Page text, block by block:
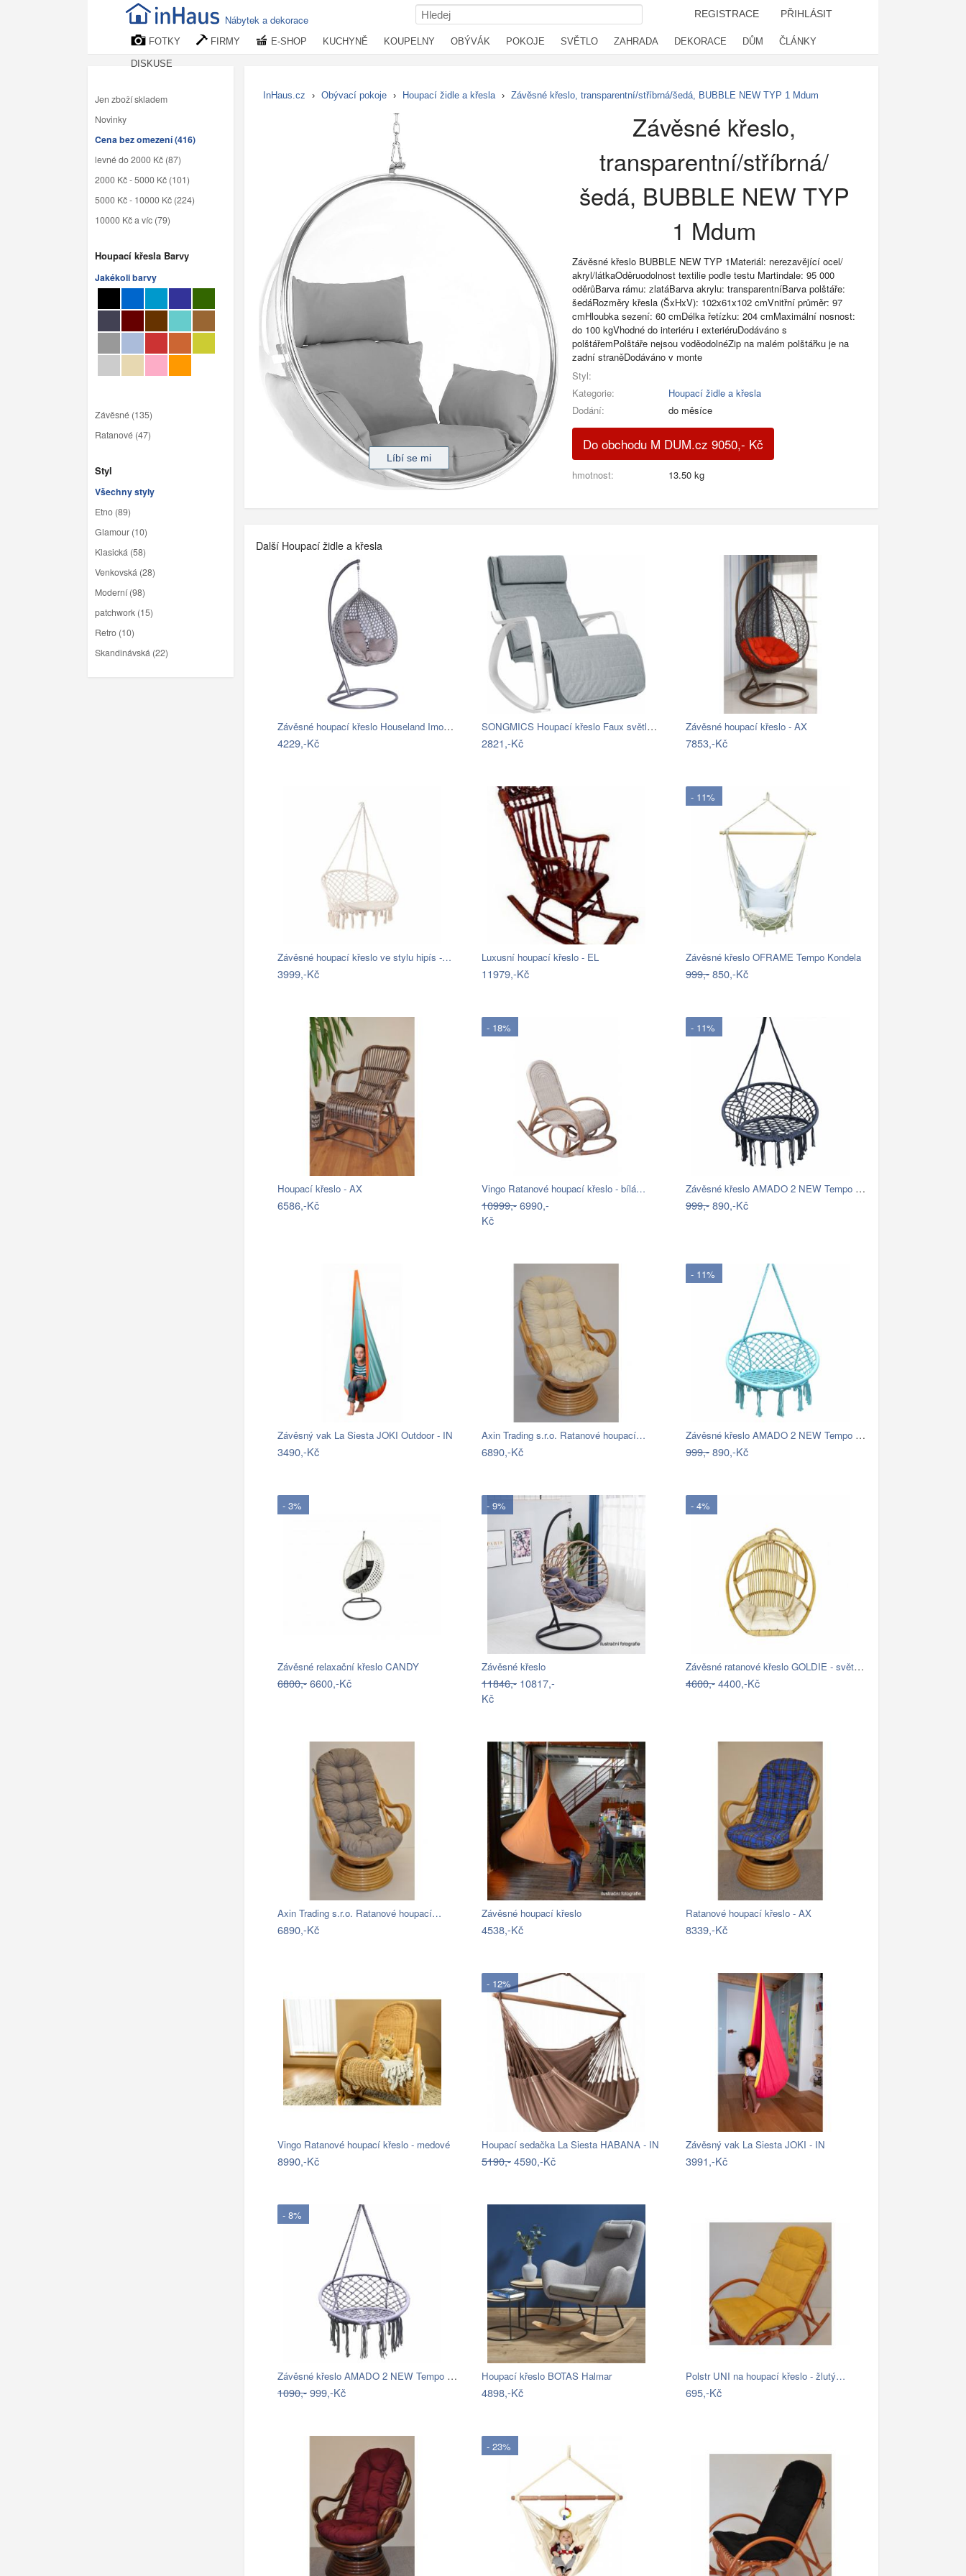
Nábytek a dekorace REGISTRACE PŘIHLÁSIT
FOTKY FIRMY E-SHOP KUCHYNĚ KOUPELNY OBÝVÁK POKOJE SVĚTLO ZAHRADA DEKORACE DŮM ČLÁNKY
DISKUSE
Jen zboží skladem
Novinky
Cena bez omezení (416)
levné do 2000 Kč (87)
2000 Kč - 5000 Kč (101)
5000 Kč - 10000 Kč (224)
10000 Kč a víc (79)
Houpací křesla Barvy
Jakékoli barvy
Závěsné (135)
Ratanové (47)
Styl
Všechny styly
Etno (89)
Glamour (10)
Klasická (58)
Venkovská (28)
Moderní (98)
patchwork (15)
Retro (10)
Skandinávská (22)
InHaus.cz › Obývací pokoje › Houpací židle a křesla › Závěsné křeslo, transparentní/stříbrná/šedá, BUBBLE NEW TYP 1 Mdum
Závěsné křeslo,
transparentní/stříbrná/
šedá, BUBBLE NEW TYP
1 Mdum
Závěsné křeslo BUBBLE NEW TYP 1Materiál: nerezavějící ocel/
akryl/látkaOděruodolnost textilie podle testu Martindale: 95 000
oděrůBarva rámu: zlatáBarva akrylu: transparentníBarva polštáře:
šedáRozměry křesla (ŠxHxV): 102x61x102 cmVnitřní průměr: 97
cmHloubka sezení: 60 cmDélka řetízku: 204 cmMaximální nosnost:
do 100 kgVhodné do interiéru i exteriéruDodáváno s
polštářemPolštáře nejsou voděodolnéZip na malém polštářku je na
zadní straněDodáváno v monte
Styl:
Kategorie:
Houpací židle a křesla
Dodání:
do měsíce
Do obchodu M DUM.cz 9050,- Kč
hmotnost: 13.50 kg
Další Houpací židle a křesla
Závěsné houpací křeslo Houseland Imogen…
4229,-Kč
SONGMICS Houpací křeslo Faux světle šedé
2821,-Kč
Závěsné houpací křeslo - AX
7853,-Kč
Závěsné houpací křeslo ve stylu hipís -…
3999,-Kč
Luxusní houpací křeslo - EL
11979,-Kč
- 11%
Závěsné křeslo OFRAME Tempo Kondela
999,-850,-Kč
Houpací křeslo - AX
6586,-Kč
- 18%
Vingo Ratanové houpací křeslo - bílá…
10999,-6990,-
Kč
- 11%
Závěsné křeslo AMADO 2 NEW Tempo Kondela
999,-890,-Kč
Závěsný vak La Siesta JOKI Outdoor - IN
3490,-Kč
Axin Trading s.r.o. Ratanové houpací…
6890,-Kč
- 11%
Závěsné křeslo AMADO 2 NEW Tempo Kondela
999,-890,-Kč
- 3%
Závěsné relaxační křeslo CANDY
6800,-6600,-Kč
- 9%
Závěsné křeslo
11846,- 10817,-
Kč
- 4%
Závěsné ratanové křeslo GOLDIE - světlý…
4600,-4400,-Kč
Axin Trading s.r.o. Ratanové houpací…
6890,-Kč
Závěsné houpací křeslo
4538,-Kč
Ratanové houpací křeslo - AX
8339,-Kč
Vingo Ratanové houpací křeslo - medové
8990,-Kč
- 12%
Houpací sedačka La Siesta HABANA - IN
5190,-4590,-Kč
Závěsný vak La Siesta JOKI - IN
3991,-Kč
- 8%
Závěsné křeslo AMADO 2 NEW Tempo Kondela
1090,-999,-Kč
Houpací křeslo BOTAS Halmar
4898,-Kč
Polstr UNI na houpací křeslo - žlutý…
695,-Kč
- 23%